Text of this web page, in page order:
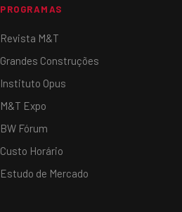
PROGRAMAS
Revista M&T
Grandes Construções
Instituto Opus
M&T Expo
BW Fórum
Custo Horário
Estudo de Mercado